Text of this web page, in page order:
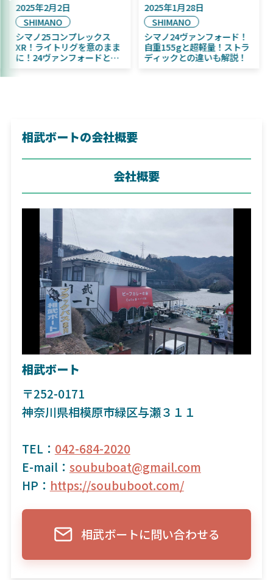
2025年9月16日
DAIWA
2025年11月発売予定！
DAIWA ふく魚／ちびふく魚
はビッグベイト初心者にお
2025年2月2日
SHIMANO
シマノ25コンプレックス
XR！ライトリグを意のまま
に！24ヴァンフォードとの
相武ボートの会社概要
会社概要
相武ボート
〒252-0171
神奈川県相模原市緑区与瀬３１１
TEL： 042-684-2020
E-mail： soububoat@gmail.com
HP： https://soububoot.com/
相武ボートに問い合わせる